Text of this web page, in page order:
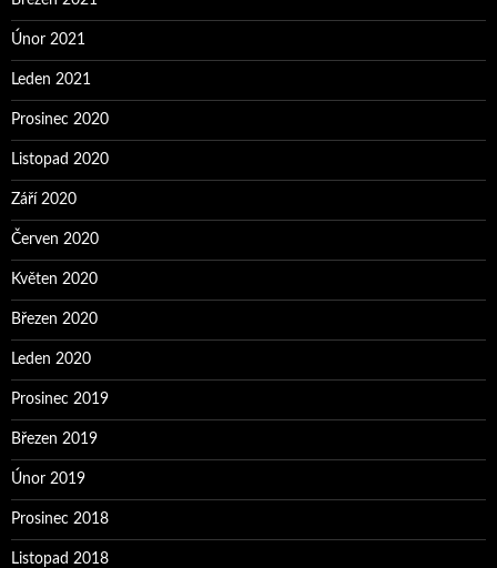
Únor 2021
Leden 2021
Prosinec 2020
Listopad 2020
Září 2020
Červen 2020
Květen 2020
Březen 2020
Leden 2020
Prosinec 2019
Březen 2019
Únor 2019
Prosinec 2018
Listopad 2018